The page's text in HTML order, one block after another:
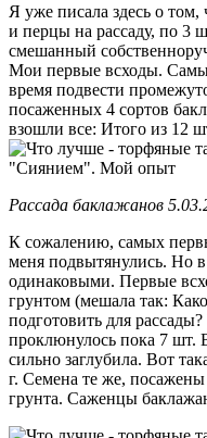
Я уже писала здесь о
и перцы на рассаду, по 3
смешанный
Мои первые всходы.
время подвести
посаженных 4 сортов
взошли все: Итого из 12
Рассада баклажанов
К сожалению, самых
меня подвытянулись. Но
одинаковыми. Первые
грунтом (мешала так:
подготовить для
проклюнулось пока 7 шт.
сильно заглубила. Вот
г. Семена те же,
грунта. Саженцы